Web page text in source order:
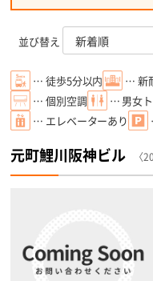
並び替え
… 徒歩5分以内 … 新
… 個別空調
… 男女
… エレベーターあり
元町鯉川阪神ビル 〈